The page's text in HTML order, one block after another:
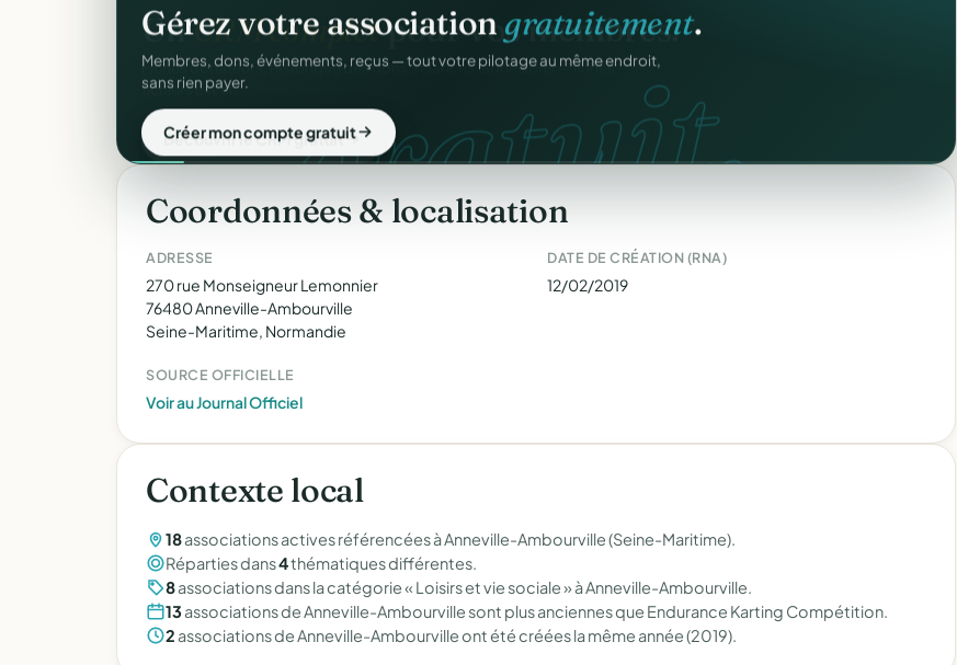
gratuit.
Gérez votre association gratuitement.
Membres, dons, événements, reçus — tout votre pilotage au même endroit,
sans rien payer.
Créer mon compte gratuit
Coordonnées & localisation
ADRESSE
270 rue Monseigneur Lemonnier
76480 Anneville-Ambourville
Seine-Maritime, Normandie
DATE DE CRÉATION (RNA)
12/02/2019
SOURCE OFFICIELLE
Voir au Journal Officiel
Contexte local
18associations actives référencées à Anneville-Ambourville (Seine-Maritime).
Réparties dans4thématiques différentes.
8associations dans la catégorie « Loisirs et vie sociale » à Anneville-Ambourville.
13associations de Anneville-Ambourville sont plus anciennes que Endurance Karting Compétition.
2 associations de Anneville-Ambourville ont été créées la même année (2019).